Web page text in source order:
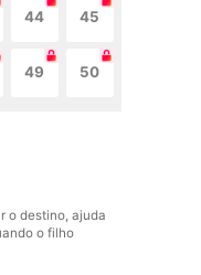
44 45
49 50
o destino, ajuda
o filho